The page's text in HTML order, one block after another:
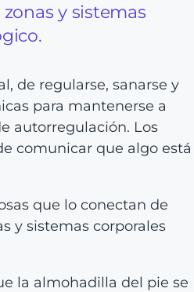
y sistemas
de regularse, sanarse y
para mantenerse a
autorregulación. Los
comunicar que algo está
que lo conectan de
y sistemas corporales
la almohadilla del pie se